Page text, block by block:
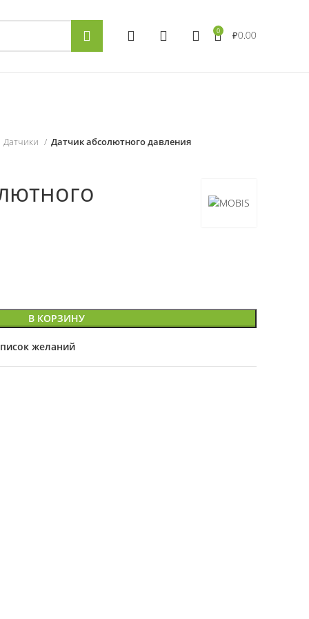
0
₽0.00
Датчики Датчик абсолютного давления
В КОРЗИНУ
желаний